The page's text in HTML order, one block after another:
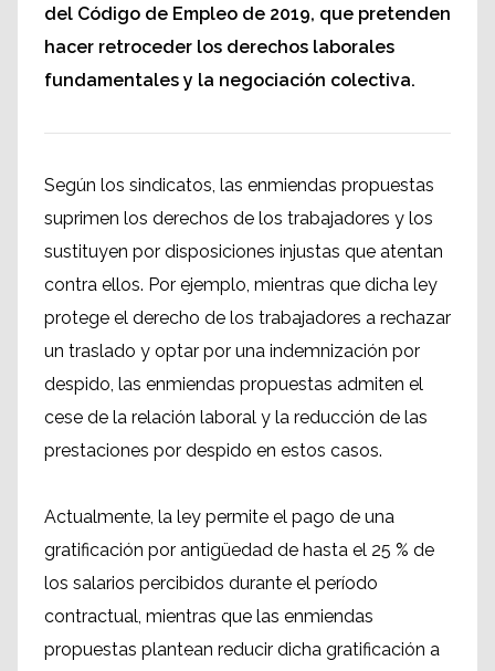
del Código de Empleo de 2019, que pretenden
hacer retroceder los derechos laborales
fundamentales y la negociación colectiva.
Según los sindicatos, las enmiendas propuestas
suprimen los derechos de los trabajadores y los
sustituyen por disposiciones injustas que atentan
contra ellos. Por ejemplo, mientras que dicha ley
protege el derecho de los trabajadores a rechazar
un traslado y optar por una indemnización por
despido, las enmiendas propuestas admiten el
cese de la relación laboral y la reducción de las
prestaciones por despido en estos casos.
Actualmente, la ley permite el pago de una
gratificación por antigüedad de hasta el 25 % de
los salarios percibidos durante el período
contractual, mientras que las enmiendas
propuestas plantean reducir dicha gratificación a